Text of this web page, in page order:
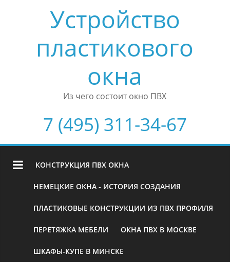
Устройство
пластикового
окна
Из чего состоит окно ПВХ
7 (495) 311-34-67
КОНСТРУКЦИЯ ПВХ ОКНА
НЕМЕЦКИЕ ОКНА - ИСТОРИЯ СОЗДАНИЯ
ПЛАСТИКОВЫЕ КОНСТРУКЦИИ ИЗ ПВХ ПРОФИЛЯ
ПЕРЕТЯЖКА МЕБЕЛИ ОКНА ПВХ В МОСКВЕ
ШКАФЫ-КУПЕ В МИНСКЕ